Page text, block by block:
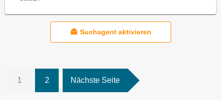
Suchagent aktivieren
1 2 Nächste Seite